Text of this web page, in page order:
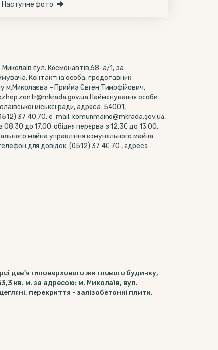
Наступне фото
Миколаїв вул. Космонавтів,68-а/1, за
Контактна особа: представник
– Прийма Євген Тимофійович,
Найменування особи
міської ради, адреса: 54001,
37 40 70, e-mail: komunmaino@mkrada.gov.ua,
до 17.00, обідня перерва з 12.30 до 13.00.
майна управління комунального майна
для довідок: (0512) 37 40 70 , адреса
дев'ятиповерхового житлового будинку,
кв. м. за адресою: м. Миколаїв, вул.
перекриття - залізобетонні плити,